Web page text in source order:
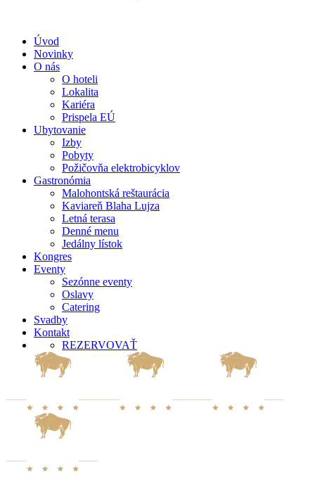
Úvod
Novinky
O nás
O hoteli
Lokalita
Kariéra
Prispela EÚ
Ubytovanie
Izby
Pobyty
Požičovňa elektrobicyklov
Gastronómia
Malohontská reštaurácia
Kaviareň Blaha Lujza
Letná terasa
Denné menu
Jedálny lístok
Kongres
Eventy
Sezónne eventy
Oslavy
Catering
Svadby
Kontakt
REZERVOVAŤ